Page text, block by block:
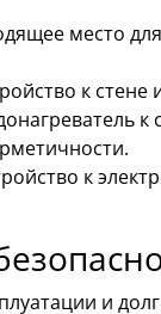
место
к стене
к
к
и